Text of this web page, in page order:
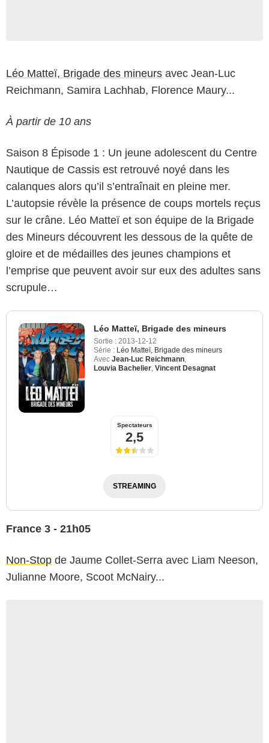
Léo Matteï, Brigade des mineurs avec Jean-Luc
Reichmann, Samira Lachhab, Florence Maury...
À partir de 10 ans
Saison 8 Épisode 1 : Un jeune adolescent du Centre
Nautique de Cassis est retrouvé noyé dans les
calanques alors qu’il s’entraînait en pleine mer.
L’autopsie révèle la présence de coups mortels reçus
sur le crâne. Léo Matteï et son équipe de la Brigade
des Mineurs découvrent les dessous de la quête de
gloire et de médailles des jeunes champions et
l’emprise que peuvent avoir sur eux des adultes sans
scrupule…
Léo Matteï, Brigade des mineurs
Sortie : 2013-12-12
Série : Léo Matteï, Brigade des mineurs
Avec Jean-Luc Reichmann
Louvia Bachelier Vincent Desagnat
Spectateurs
2,5
STREAMING
France 3 - 21h05
Non-Stop de Jaume Collet-Serra avec Liam Neeson,
Julianne Moore, Scoot McNairy...